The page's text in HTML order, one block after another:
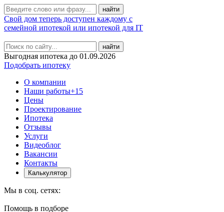
Свой дом теперь доступен каждому с
семейной ипотекой или ипотекой для IT
найти
Выгодная ипотека до 01.09.2026
Подобрать ипотеку
О компании
Наши работы+15
Цены
Проектирование
Ипотека
Отзывы
Услуги
Видеоблог
Вакансии
Контакты
Калькулятор
Мы в соц. сетях:
Помощь в подборе